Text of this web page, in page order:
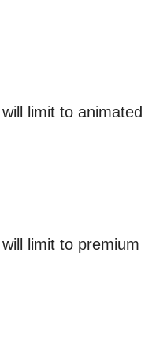
limit to animated
limit to premium